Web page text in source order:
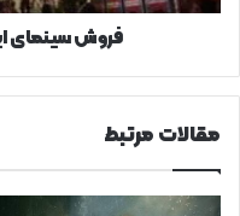
فروش سینمای
مقالات مرتبط